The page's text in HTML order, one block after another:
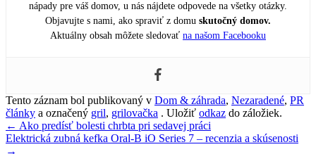
nápady pre váš domov, u nás nájdete odpovede na všetky otázky.
Objavujte s nami, ako spraviť z domu skutočný domov.
Aktuálny obsah môžete sledovať na našom Facebooku
Tento záznam bol publikovaný v Dom & záhrada, Nezaradené, PR
články a označený gril, grilovačka . Uložiť odkaz do záložiek.
Navigácia
v
← Ako predísť bolesti chrbta pri sedavej práci
Elektrická zubná kefka Oral-B iO Series 7 – recenzia a skúsenosti
→